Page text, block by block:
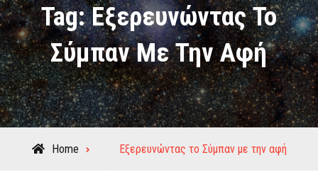
Tag:Εξερευνώντας Το
Σύμπαν Με Την Αφή
Home
Posts
Εξερευνώντας το Σύμπαν με την αφή